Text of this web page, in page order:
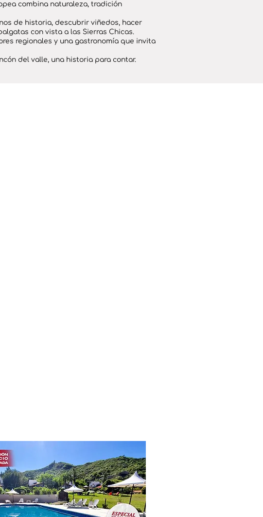
combina naturaleza, tradición
de historia, descubrir viñedos, hacer
con vista a las Sierras Chicas.
regionales y una gastronomía que invita
del valle, una historia para contar.